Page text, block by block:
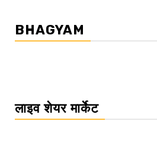
BHAGYAM
लाइव शेयर मार्केट